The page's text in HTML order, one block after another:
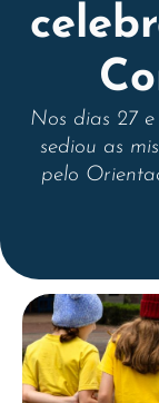
Nos dias 27
sediou as
pelo